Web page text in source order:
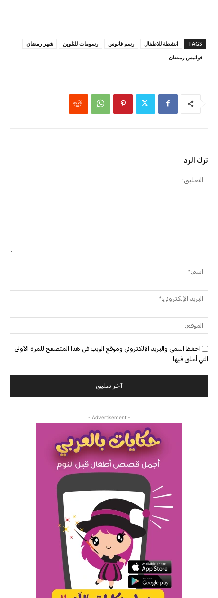
TAGS انشطة للاطفال رسم فانوس رسومات للتلوين
شهر رمضان
فوانيس رمضان
ترك الرد
احفظ اسمي والبريد الإلكتروني وموقع الويب في هذا المتصفح للمرة الأولى
التي أعلق فيها.
- Advertisement -